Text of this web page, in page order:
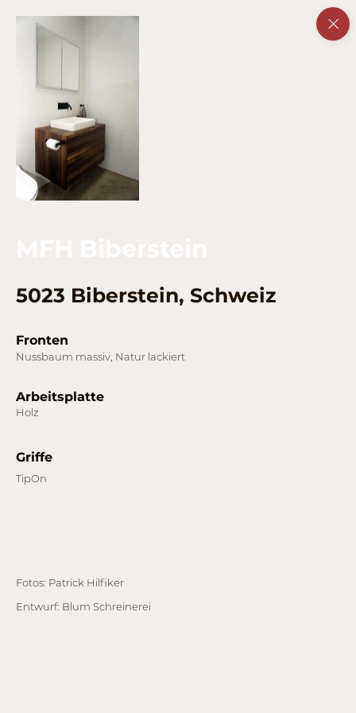
5023 Biberstein, Schweiz
Fronten
Arbeitsplatte
Griffe
Nussbaum massiv, Natur lackiert
Holz
TipOn
Fotos: Patrick Hilfiker
Entwurf: Blum Schreinerei